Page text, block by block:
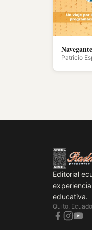
Patricio
Editorial
educativa.
Quito,